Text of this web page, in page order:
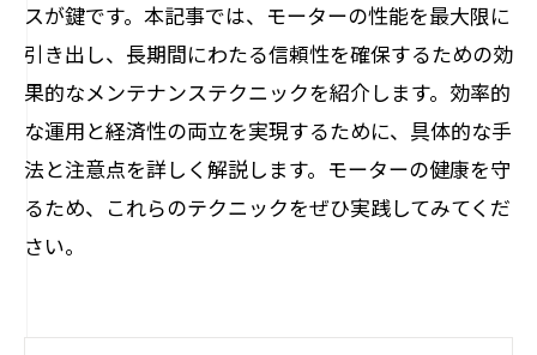
スが鍵です。本記事では、モーターの性能を最大限に
引き出し、長期間にわたる信頼性を確保するための効
果的なメンテナンステクニックを紹介します。効率的
な運用と経済性の両立を実現するために、具体的な手
法と注意点を詳しく解説します。モーターの健康を守
るため、これらのテクニックをぜひ実践してみてくだ
さい。